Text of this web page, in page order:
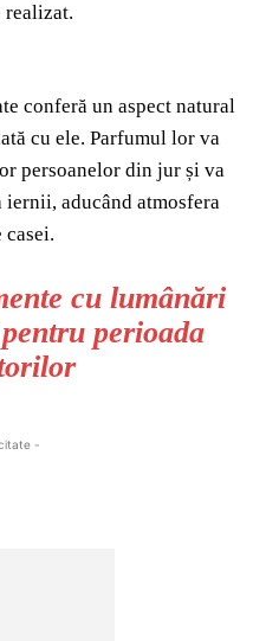
realizat.
conferă un aspect natural
cu ele. Parfumul lor va
persoanelor din jur și va
iernii, aducând atmosfera
cu lumânări
perioada
-